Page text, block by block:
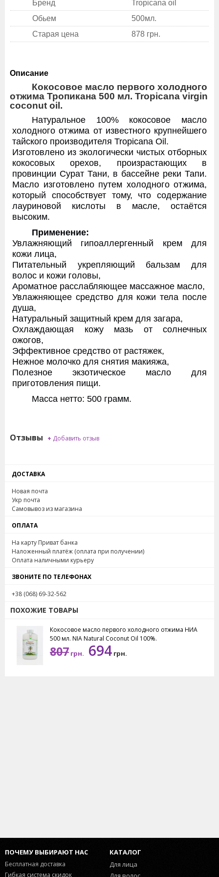
ДОСТАВКА
Новая почта
Укр почта
Самовывоз из магазина
ОПЛАТА
На карту Приват банка
Наложенный платёж (оплата при получении)
Оплата наличными курьеру
ЗВОНИТЕ ПО ТЕЛЕФОНАХ
+38 (068) 69-32-562
ПОХОЖИЕ ТОВАРЫ
Кокосовое масло первого холодного отжима НИА
500 мл. NIA Natural Coconut Oil 100%.
807 грн. 694 грн.
Бренд
Tropicana oil
Обьем
500мл.
Старая цена
878 грн.
Описание
Кокосовое масло первого холодного
отжима Тропикана 500 мл. Tropicana virgin
coconut oil.
Натуральное 100% кокосовое масло
холодного отжима от известного крупнейшего
тайского производителя Tropicana Oil.
Изготовлено из экологически чистых отборных
кокосовых орехов, произрастающих в
провинции Сурат Тани, в бассейне реки Тапи.
Масло изготовлено путем холодного отжима,
который способствует тому, что содержание
лауриновой кислоты в масле, остаётся
высоким.
Применение:
Увлажняющий гипоаллергенный крем для
кожи лица,
Питательный укрепляющий бальзам для
волос и кожи головы,
Ароматное расслабляющее массажное масло,
Увлажняющее средство для кожи тела после
душа,
Натуральный защитный крем для загара,
Охлаждающая кожу мазь от солнечных
ожогов,
Эффективное средство от растяжек,
Нежное молочко для снятия макияжа,
Полезное экзотическое масло для
приготовления пищи.
Масса нетто: 500 грамм.
Отзывы + Добавить отзыв
ПОЧЕМУ ВЫБИРАЮТ НАС
Бесплатная доставка
Гибкая система скидок
КАТАЛОГ
Для лица